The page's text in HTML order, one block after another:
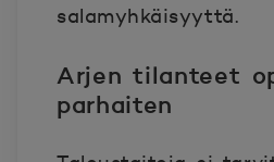
salamyhkäisyyttä.
Arjen tilanteet
parhaiten